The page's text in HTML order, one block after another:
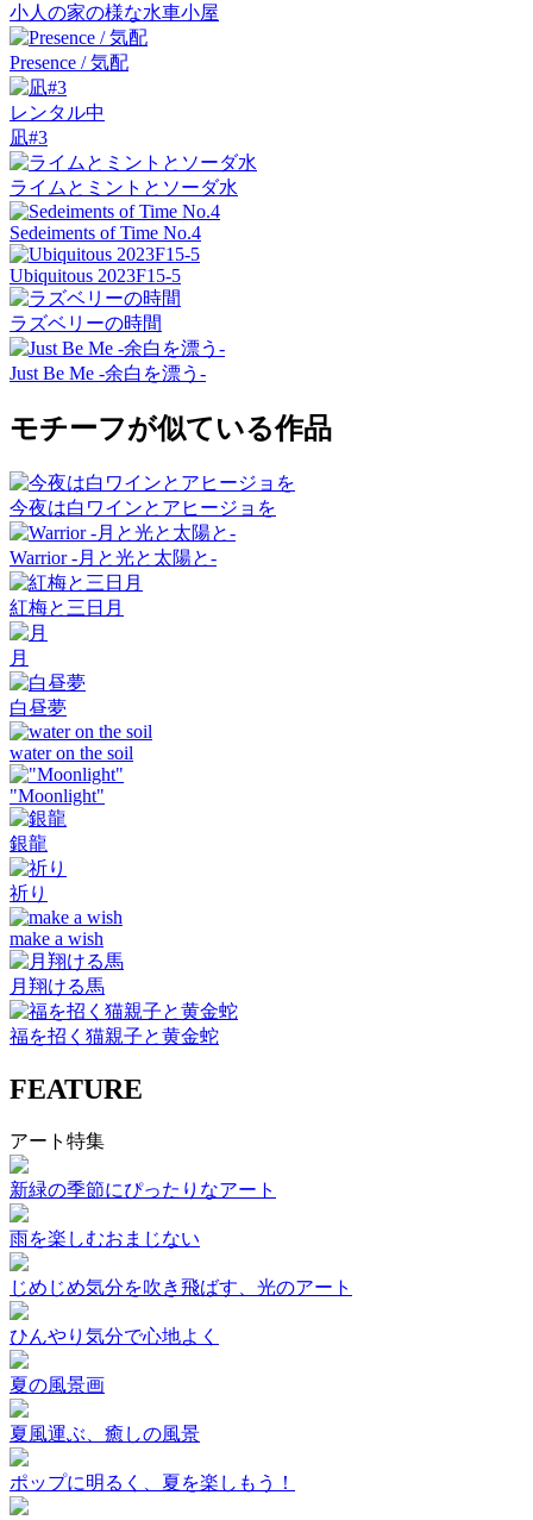
小人の家の様な水車小屋
Presence / 気配
レンタル中
凪#3
ライムとミントとソーダ水
Sedeiments of Time No.4
Ubiquitous 2023F15-5
ラズベリーの時間
Just Be Me -余白を漂う-
モチーフが似ている作品
今夜は白ワインとアヒージョを
Warrior -月と光と太陽と-
紅梅と三日月
月
白昼夢
water on the soil
"Moonlight"
銀龍
祈り
make a wish
月翔ける馬
福を招く猫親子と黄金蛇
FEATURE
アート特集
新緑の季節にぴったりなアート
雨を楽しむおまじない
じめじめ気分を吹き飛ばす、光のアート
ひんやり気分で心地よく
夏の風景画
夏風運ぶ、癒しの風景
ポップに明るく、夏を楽しもう！